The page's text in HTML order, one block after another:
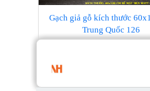
Gạch giả gỗ kích thước
Trung Quốc 126